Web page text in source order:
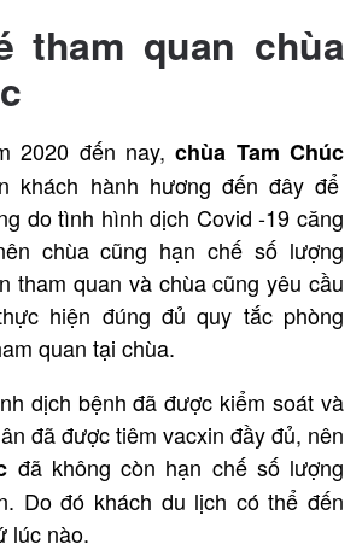
tham quan chùa
2020 đến nay,chùa Tam Chúc
khách hành hương đến đây để
do tình hình dịch Covid -19 căng
chùa cũng hạn chế số lượng
tham quan và chùa cũng yêu cầu
hiện đúng đủ quy tắc phòng
quan tại chùa.
dịch bệnh đã được kiểm soát và
đã được tiêm vacxin đầy đủ, nên
đã không còn hạn chế số lượng
Do đó khách du lịch có thể đến
lúc nào.